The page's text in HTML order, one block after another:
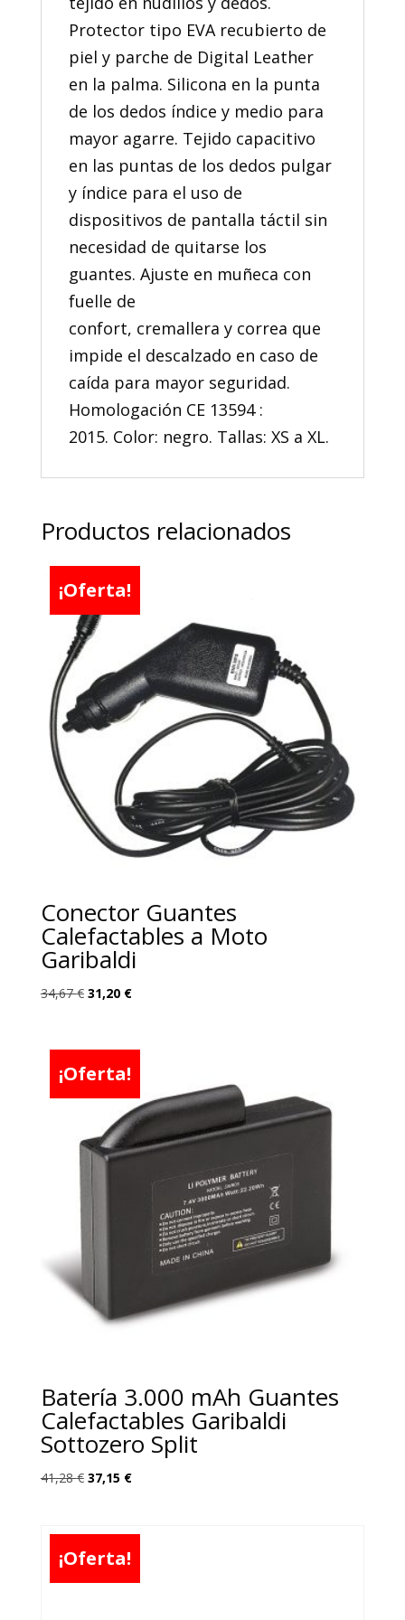
Protector tipo EVA recubierto de
piel y parche de Digital Leather
en la palma. Silicona en la punta
de los dedos índice y medio para
mayor agarre. Tejido capacitivo
en las puntas de los dedos pulgar
y índice para el uso de
dispositivos de pantalla táctil sin
necesidad de quitarse los
guantes. Ajuste en muñeca con
fuelle de
confort, cremallera y correa que
impide el descalzado en caso de
caída para mayor seguridad.
Homologación CE 13594 :
2015. Color: negro. Tallas: XS a XL.
Productos relacionados
¡Oferta!
Conector Guantes
Calefactables a Moto
Garibaldi
34,67€ El
era:
34,67 €.
31,20 €El
es:
¡Oferta!
Batería 3.000 mAh Guantes
Calefactables Garibaldi
Sottozero Split
41,28€ El
era:
41,28 €.
37,15 €El
es:
¡Oferta!